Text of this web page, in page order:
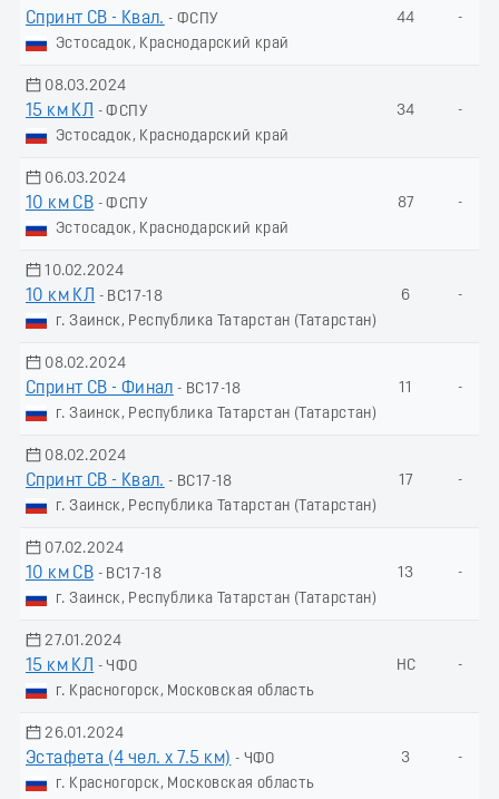
Спринт СВ - Квал. - ФСПУ
Эстосадок, Краснодарский край
44 -
08.03.2024
15 км КЛ
- ФСПУ
Эстосадок, Краснодарский край
34 -
06.03.2024
10 км СВ - ФСПУ
Эстосадок, Краснодарский край
87 -
10.02.2024
10 км КЛ
- ВС17-18
г. Заинск, Республика Татарстан (Татарстан)
6 -
08.02.2024
Спринт СВ - Финал - ВС17-18
г. Заинск, Республика Татарстан (Татарстан)
11 -
08.02.2024
Спринт СВ - Квал. - ВС17-18
г. Заинск, Республика Татарстан (Татарстан)
17 -
07.02.2024
10 км СВ - ВС17-18
г. Заинск, Республика Татарстан (Татарстан)
13 -
27.01.2024
15 км КЛ
- ЧФО
г. Красногорск, Московская область
НС -
26.01.2024
Эстафета (4 чел. х 7.5 км) - ЧФО
г. Красногорск, Московская область
3 -